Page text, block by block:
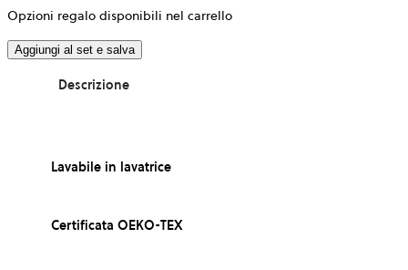
Opzioni regalo disponibili nel carrello
Aggiungi al set e salva
Descrizione
Lavabile in lavatrice
Certificata OEKO-TEX